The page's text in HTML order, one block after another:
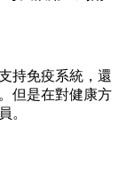
持免疫系統，還
但是在對健康方
。